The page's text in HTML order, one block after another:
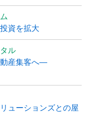
資を拡大
ル
動産集客へ―
ューションズとの屋